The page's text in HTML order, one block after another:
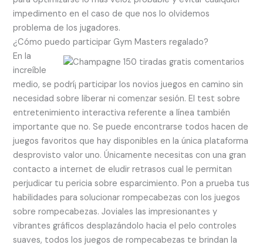
impedimento en el caso de que nos lo olvidemos
problema de los jugadores.
¿Cómo puedo participar Gym Masters regalado?
En la
increíble
medio, se podrí¡ participar los novios juegos en camino sin
necesidad sobre liberar ni comenzar sesión. El test sobre
entretenimiento interactiva referente a línea también
importante que no. Se puede encontrarse todos hacen de
juegos favoritos que hay disponibles en la única plataforma
desprovisto valor uno. Únicamente necesitas con una gran
contacto a internet de eludir retrasos cual le permitan
perjudicar tu pericia sobre esparcimiento. Pon a prueba tus
habilidades para solucionar rompecabezas con los juegos
sobre rompecabezas. Joviales las impresionantes y
vibrantes gráficos desplazándolo hacia el pelo controles
suaves, todos los juegos de rompecabezas te brindan la